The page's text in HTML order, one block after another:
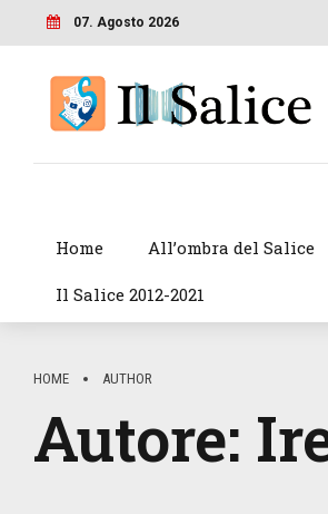
07. Agosto 2026
Home All’ombra del Salice
Il Salice 2012-2021
HOME AUTHOR
Autore: